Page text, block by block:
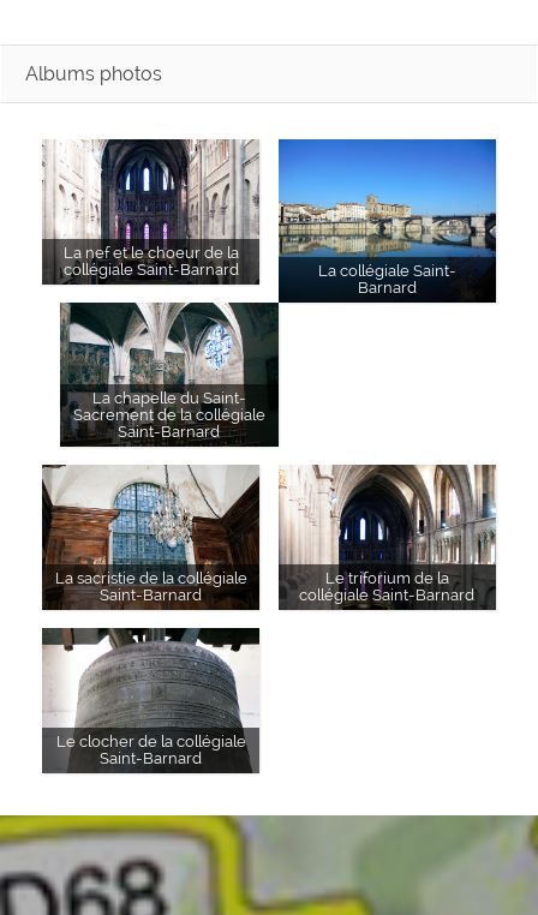
Albums photos
La collégiale Saint-
Barnard
La nef et le choeur de la
collégiale Saint-Barnard
La chapelle du Saint-
Sacrement de la collégiale
Saint-Barnard
La sacristie de la collégiale
Saint-Barnard
Le triforium de la
collégiale Saint-Barnard
Le clocher de la collégiale
Saint-Barnard